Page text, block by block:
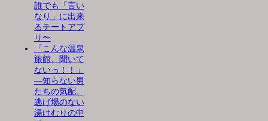
誰でも「言い
なり」に出来
るチートアプ
リ〜
「こんな温泉
旅館、聞いて
ないっ！！」
―知らない男
たちの気配、
逃げ場のない
湯けむりの中